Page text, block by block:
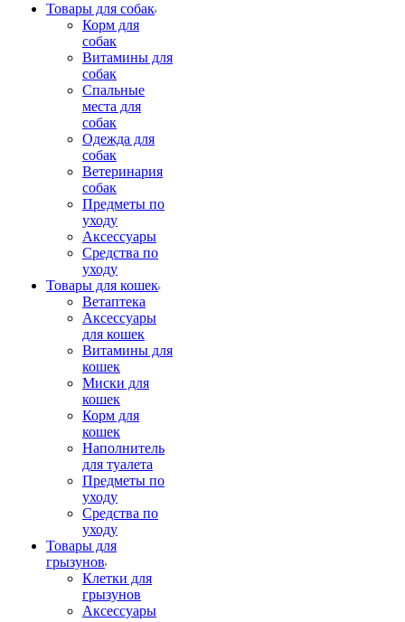
Товары для собак
Корм для
собак
Витамины для
собак
Спальные
места для
собак
Одежда для
собак
Ветеринария
собак
Предметы по
уходу
Аксессуары
Средства по
уходу
Товары для кошек
Ветаптека
Аксессуары
для кошек
Витамины для
кошек
Миски для
кошек
Корм для
кошек
Наполнитель
для туалета
Предметы по
уходу
Средства по
уходу
Товары для
грызунов
Клетки для
грызунов
Аксессуары